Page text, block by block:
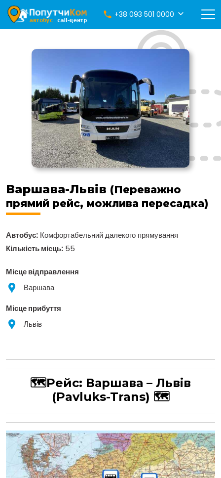
+38 093 501 0000
Варшава-Львів (Переважно
прямий рейс, можлива пересадка)
Автобус: Комфортабельний далекого прямування
Кількість місць: 55
Місце відправлення
Варшава
Місце прибуття
Львів
🗺Рейс: Варшава – Львів
(Pavluks-Trans) 🗺